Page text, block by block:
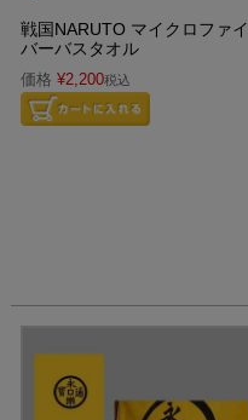
戦国NARUTO マイクロファイ
バーバスタオル
価格 ¥2,200税込